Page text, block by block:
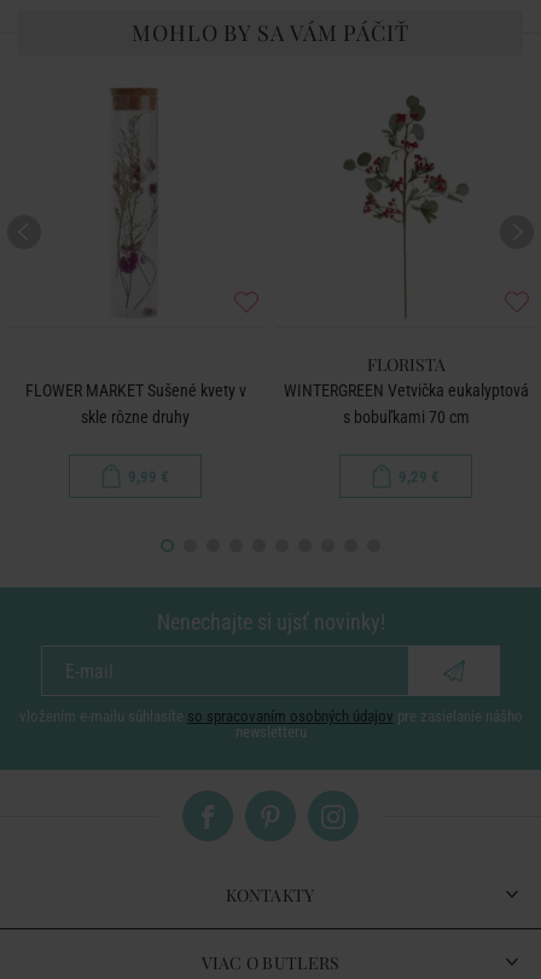
MOHLO BY SA VÁM PÁČIŤ
FLOWER MARKET Sušené kvety v
skle rôzne druhy
9,99 €
FLORISTA
WINTERGREEN Vetvička eukalyptová
s bobuľkami 70 cm
9,29 €
Nenechajte si ujsť novinky!
vložením e-mailu súhlasíte so spracovaním osobných údajov pre zasielanie nášho
newsletteru
KONTAKTY
VIAC O BUTLERS